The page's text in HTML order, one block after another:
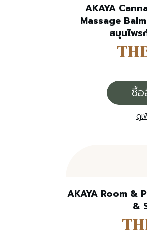
AKAYA
Massage
สมุนไพ
ซื้
ดูเ
AKAYA Room &
&